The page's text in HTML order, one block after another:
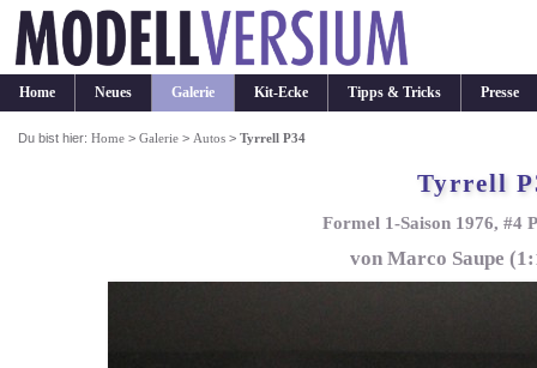
Home Neues Galerie Kit-Ecke Tipps & Tricks Presse
Du bist hier:Home >Galerie > Autos >Tyrrell P34
Tyrrell
Formel 1-Saison 1976, #4
von Marco Saupe